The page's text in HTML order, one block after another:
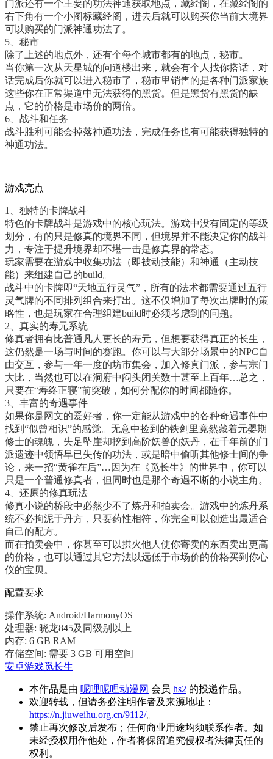
门派还有一个主要的功法神通获取地点，藏经阁，在藏经阁的
右下角有一个小图标藏经阁，进去后就可以购买你当前大境界
可以购买的门派神通功法了。
5、秘市
除了上述的地点外，还有个每个城市都有的地点，秘市。
当你第一次从天星城的问道楼出来，就会有个人找你搭话，对
话完成后你就可以进入秘市了，秘市里销售的是各种门派家族
这些你在正常渠道中无法获得的黑货。但是黑货有黑货的缺
点，它的价格是市场价的两倍。
6、战斗和任务
战斗胜利可能会掉落神通功法，完成任务也有可能获得独特的
神通功法。
游戏亮点
1、独特的卡牌战斗
特色的卡牌战斗是游戏中的核心玩法。游戏中没有固定的等级
划分，有的只是修真的境界不同，但境界并不能决定你的战斗
力，专注于提升境界却不堪一击是修真界的常态。
玩家需要在游戏中收集功法（即被动技能）和神通（主动技
能）来组建自己的build。
战斗中的卡牌即“天地五行灵气”，所有的法术都需要通过五行
灵气牌的不同排列组合来打出。这不仅增加了每次出牌时的策
略性，也是玩家在合理组建build时必须考虑到的问题。
2、真实的寿元系统
修真者拥有比普通凡人更长的寿元，但想要获得真正的长生，
这仍然是一场与时间的赛跑。你可以与大部分场景中的NPC自
由交互，参与一年一度的坊市集会，加入修真门派，参与宗门
大比，当然也可以在洞府中闷头闭关数十甚至上百年…总之，
只要在“寿终正寝”前突破，如何分配你的时间都随你。
3、丰富的奇遇事件
如果你是网文的爱好者，你一定能从游戏中的各种奇遇事件中
找到“似曾相识”的感觉。无意中捡到的铁剑里竟然藏着元婴期
修士的魂魄，失足坠崖却挖到高阶妖兽的妖丹，在千年前的门
派遗迹中领悟早已失传的功法，或是暗中偷听其他修士间的争
论，来一招“黄雀在后”…因为在《觅长生》的世界中，你可以
只是一个普通修真者，但同时也是那个奇遇不断的小说主角。
4、还原的修真玩法
修真小说的桥段中必然少不了炼丹和拍卖会。游戏中的炼丹系
统不必拘泥于丹方，只要药性相符，你完全可以创造出最适合
自己的配方。
而在拍卖会中，你甚至可以拱火他人使你寄卖的东西卖出更高
的价格，也可以通过其它方法以远低于市场价的价格买到你心
仪的宝贝。
配置要求
操作系统: Android/HarmonyOS
处理器: 晓龙845及同级别以上
内存: 6 GB RAM
存储空间: 需要 3 GB 可用空间
安卓游戏觅长生
本作品是由 呢哩呢哩动漫网 会员 hs2 的投递作品。
欢迎转载，但请务必注明作者及来源地址：
https://n.jiuweihu.org.cn/9112/。
禁止再次修改后发布；任何商业用途均须联系作者。如
未经授权用作他处，作者将保留追究侵权者法律责任的
权利。